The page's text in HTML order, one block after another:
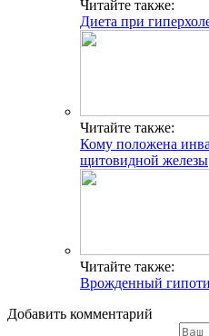
Читайте также:
Диета при
Читайте также:
Кому положена
щитовидной железы
Читайте также:
Врожденный
Добавить комментарий